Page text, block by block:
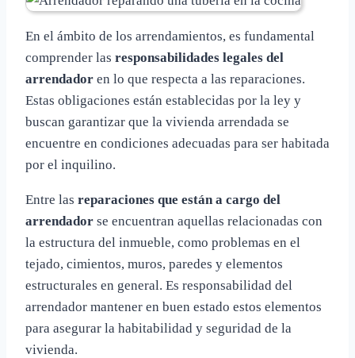
En el ámbito de los arrendamientos, es fundamental
comprender las responsabilidades legales del
arrendador en lo que respecta a las reparaciones.
Estas obligaciones están establecidas por la ley y
buscan garantizar que la vivienda arrendada se
encuentre en condiciones adecuadas para ser habitada
por el inquilino.
Entre las reparaciones que están a cargo del
arrendador se encuentran aquellas relacionadas con
la estructura del inmueble, como problemas en el
tejado, cimientos, muros, paredes y elementos
estructurales en general. Es responsabilidad del
arrendador mantener en buen estado estos elementos
para asegurar la habitabilidad y seguridad de la
vivienda.